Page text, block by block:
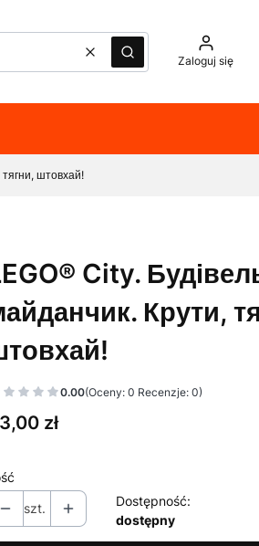
WyczyśćSzukaj Zaloguj się
штовхай!
City.
Крути,
0.00(Oceny: 0 Recenzje: 0)
zł
szt.
Dostępność:
dostępny